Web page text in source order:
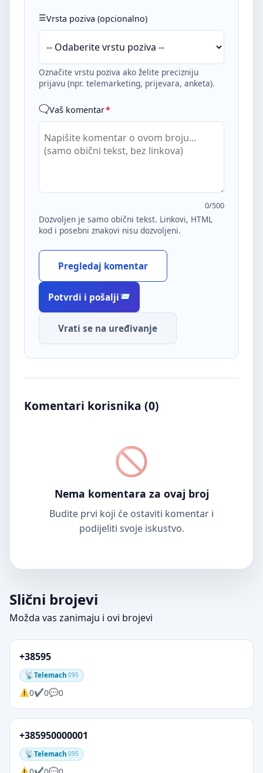
Vrsta poziva (opcionalno)
Označite vrstu poziva ako želite precizniju
prijavu (npr. telemarketing, prijevara, anketa).
Vaš komentar*
0/500
Dozvoljen je samo obični tekst. Linkovi, HTML
kod i posebni znakovi nisu dozvoljeni.
Pregledaj komentar
Potvrdi i pošalji
Vrati se na uređivanje
Komentari korisnika (0)
Nema komentara za ovaj broj
Budite prvi koji će ostaviti komentar i
podijeliti svoje iskustvo.
Slični brojevi
Možda vas zanimaju i ovi brojevi
+38595
Telemach 095
0 0 0
+385950000001
Telemach 095